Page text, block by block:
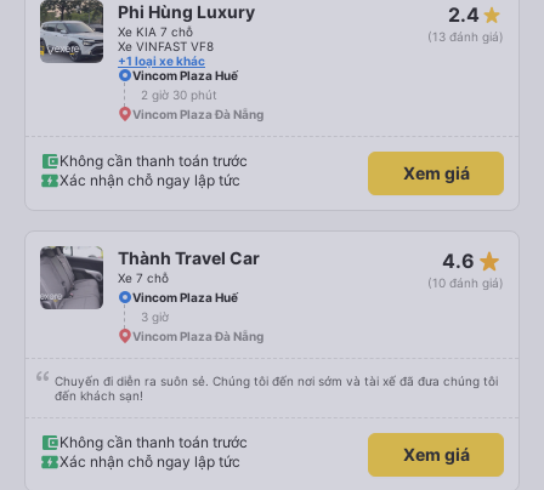
Phi Hùng Luxury
Xe KIA 7 chỗ
Xe VINFAST VF8
+1 loại xe khác
2.4
(13 đánh giá)
Vincom Plaza Huế
2 giờ 30 phút
Vincom Plaza Đà Nẵng
Không cần thanh toán trước
Xác nhận chỗ ngay lập tức
Xem giá
Thành Travel Car
Xe 7 chỗ
4.6 star_rate
(10 đánh giá)
Vincom Plaza Huế
3 giờ
Vincom Plaza Đà Nẵng
Chuyến đi diễn ra suôn sẻ. Chúng tôi đến nơi sớm và tài xế đã đưa chúng tôi
đến khách sạn!
Không cần thanh toán trước
Xác nhận chỗ ngay lập tức
Xem giá